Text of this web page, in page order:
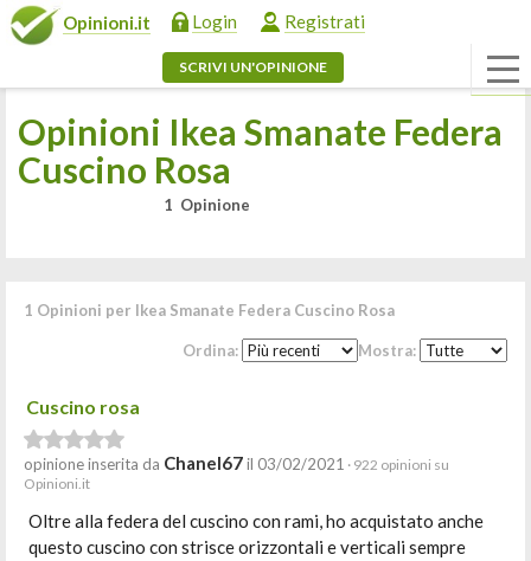
Opinioni.it Login Registrati
SCRIVI UN'OPINIONE
Opinioni Ikea Smanate Federa
Cuscino Rosa
1 Opinione
1 Opinioni per Ikea Smanate Federa Cuscino Rosa
Ordina: Mostra:
Cuscino rosa
opinione inserita da Chanel67il 03/02/2021 · 922 opinioni su
Opinioni.it
Oltre alla federa del cuscino con rami, ho acquistato anche
questo cuscino con strisce orizzontali e verticali sempre